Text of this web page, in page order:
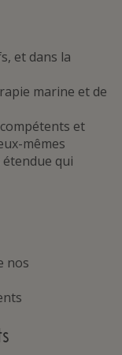
et dans la
marine et de
et
mêmes
qui
nos